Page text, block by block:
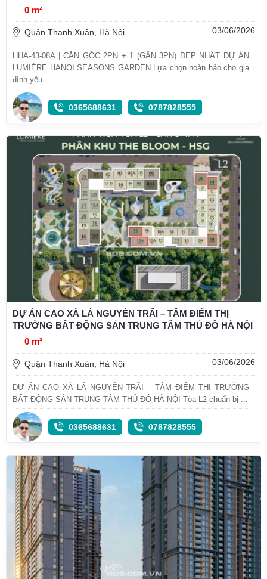
0 m²
Quận Thanh Xuân, Hà Nội 03/06/2026
HHA-43-08A | CĂN GÓC 2PN + 1 (GẦN 3PN) ĐẸP NHẤT DỰ ÁN
LUMIÈRE HANOI SEASONS GARDEN Lựa chọn hoàn hảo cho gia
đình yêu ...
0365688631 0787828555
DỰ ÁN CAO XÀ LÁ NGUYỄN TRÃI – TÂM ĐIỂM THỊ
TRƯỜNG BẤT ĐỘNG SẢN TRUNG TÂM THỦ ĐÔ HÀ NỘI
0 m²
Quận Thanh Xuân, Hà Nội 03/06/2026
DỰ ÁN CAO XÀ LÁ NGUYỄN TRÃI – TÂM ĐIỂM THỊ TRƯỜNG
BẤT ĐỘNG SẢN TRUNG TÂM THỦ ĐÔ HÀ NỘI Tòa L2 chuẩn bị ...
0365688631 0787828555